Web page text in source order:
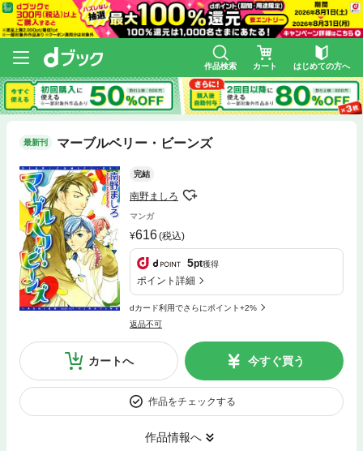
作品検索 カート はじめての方へ
最新刊 マーブルベリー・ビーンズ
完結
南野ましろ
マンガ
616(税込)
5pt獲得
ポイント詳細
dカード利用でさらにポイント+2%
返品不可
カートへ 今すぐ買う
作品をチェックする
作品情報へ